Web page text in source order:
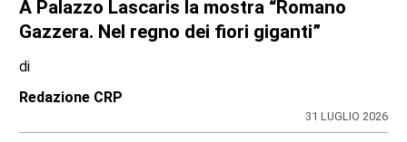
A Palazzo Lascaris la mostra “Romano
Gazzera. Nel regno dei fiori giganti”
di
Redazione CRP
31 LUGLIO 2026